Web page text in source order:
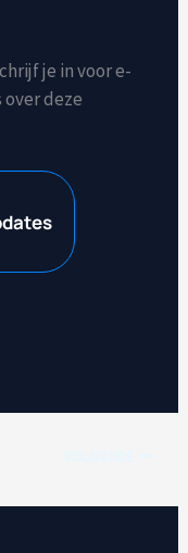
je in voor e-
deze